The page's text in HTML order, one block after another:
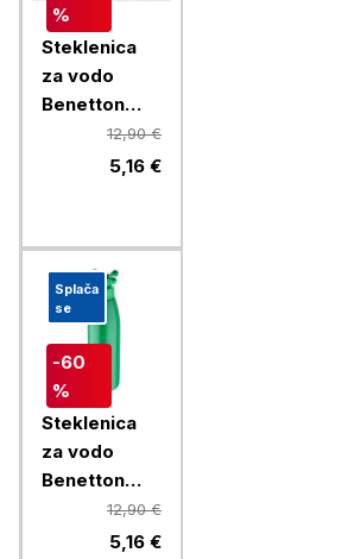
%
Steklenica
za vodo
Benetton
Rainbow 750
ml, rdeča
12,90 €
5,16 €
Splača
se
-60
%
Steklenica
za vodo
Benetton
Rainbow 750
ml, zelena
12,90 €
5,16 €